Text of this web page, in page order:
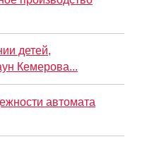
детей,
Кемерова...
автомата